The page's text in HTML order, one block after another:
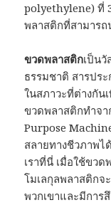
polyethylene) ที่
พลาสติกที่สามาร
ขวดพลาสติกเป็น
ธรรมชาติ สารปร
ในสภาวะที่ต่างกัน
ขวดพลาสติกทำจ
Purpose
สลายทางชีวภาพ
เราที่นี่ เมื่อใช้ขวด
โมเลกุลพลาสติกจ
พวกเขาและมีการ